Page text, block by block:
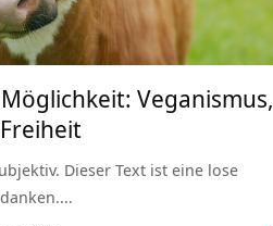
Veganismus,
Dieser Text ist eine lose